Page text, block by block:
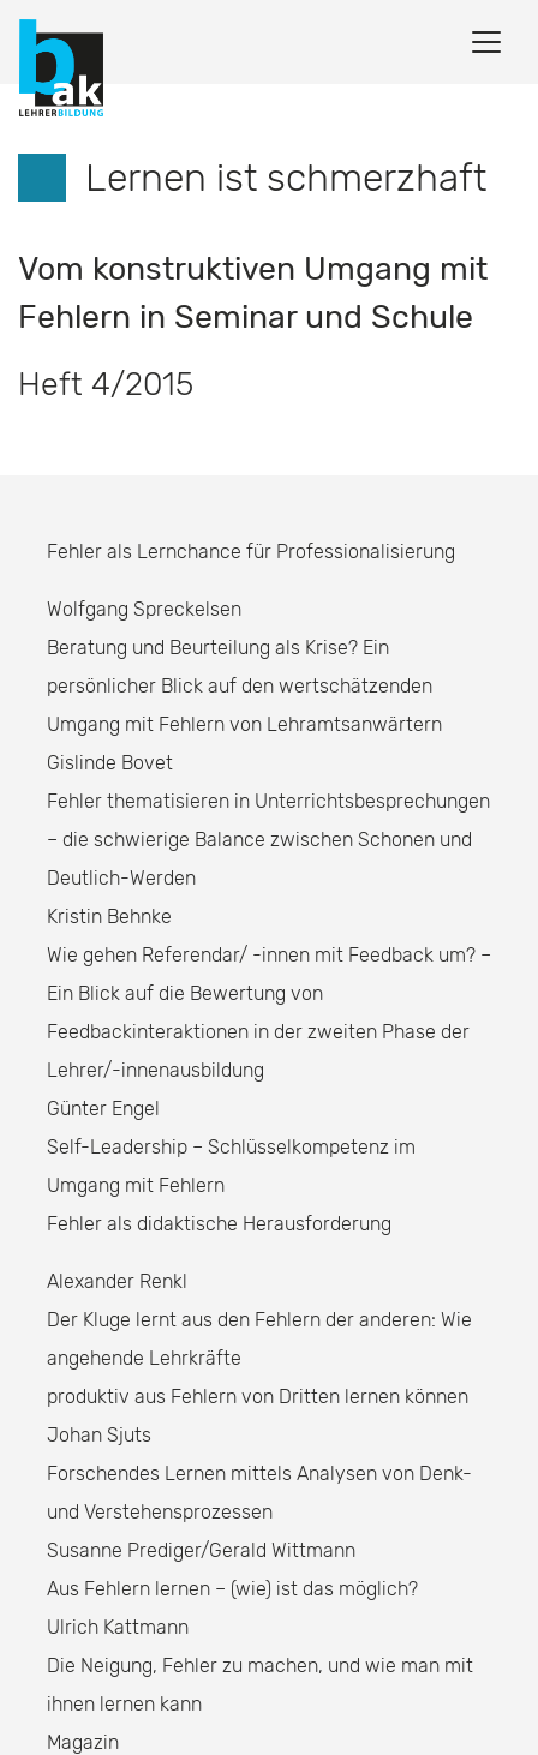
Lernen ist schmerzhaft
Vom konstruktiven Umgang mit
Fehlern in Seminar und Schule
Heft 4/2015
Fehler als Lernchance für Professionalisierung
Wolfgang Spreckelsen
Beratung und Beurteilung als Krise? Ein
persönlicher Blick auf den wertschätzenden
Umgang mit Fehlern von Lehramtsanwärtern
Gislinde Bovet
Fehler thematisieren in Unterrichtsbesprechungen
– die schwierige Balance zwischen Schonen und
Deutlich-Werden
Kristin Behnke
Wie gehen Referendar/ -innen mit Feedback um? –
Ein Blick auf die Bewertung von
Feedbackinteraktionen in der zweiten Phase der
Lehrer/-innenausbildung
Günter Engel
Self-Leadership – Schlüsselkompetenz im
Umgang mit Fehlern
Fehler als didaktische Herausforderung
Alexander Renkl
Der Kluge lernt aus den Fehlern der anderen: Wie
angehende Lehrkräfte
produktiv aus Fehlern von Dritten lernen können
Johan Sjuts
Forschendes Lernen mittels Analysen von Denk-
und Verstehensprozessen
Susanne Prediger/Gerald Wittmann
Aus Fehlern lernen – (wie) ist das möglich?
Ulrich Kattmann
Die Neigung, Fehler zu machen, und wie man mit
ihnen lernen kann
Magazin